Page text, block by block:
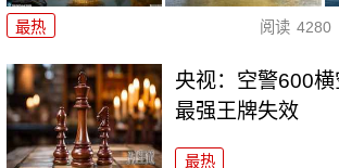
最热 阅读 4280
央视：空警600
最强王牌失效
最热